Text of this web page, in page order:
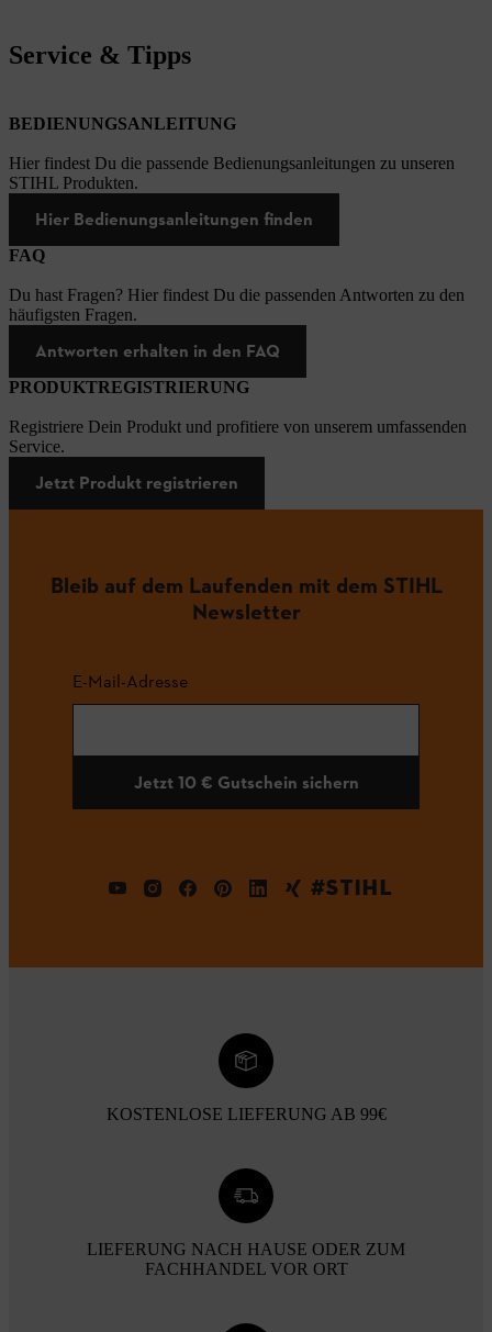
Service & Tipps
BEDIENUNGSANLEITUNG
Hier findest Du die passende Bedienungsanleitungen zu unseren
STIHL Produkten.
Hier Bedienungsanleitungen finden
FAQ
Du hast Fragen? Hier findest Du die passenden Antworten zu den
häufigsten Fragen.
Antworten erhalten in den FAQ
PRODUKTREGISTRIERUNG
Registriere Dein Produkt und profitiere von unserem umfassenden
Service.
Jetzt Produkt registrieren
Bleib auf dem Laufenden mit dem STIHL
Newsletter
E-Mail-Adresse
Jetzt 10 € Gutschein sichern
#STIHL
KOSTENLOSE LIEFERUNG AB 99€
LIEFERUNG NACH HAUSE ODER ZUM
FACHHANDEL VOR ORT